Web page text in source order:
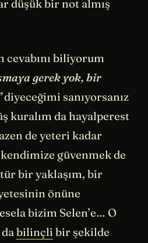
düşük bir not almış
cevabını biliyorum
gerek yok, bir
diyeceğimi sanıyorsanız
kuralım da hayalperest
de yeteri kadar
güvenmek de
bir yaklaşım, bir
önüne
bizim Selen’e… O
bilinçli bir şekilde